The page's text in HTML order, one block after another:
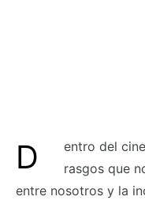
Dentro del cine latinoamericano existen ciertos
rasgos que
entre nosotros y la